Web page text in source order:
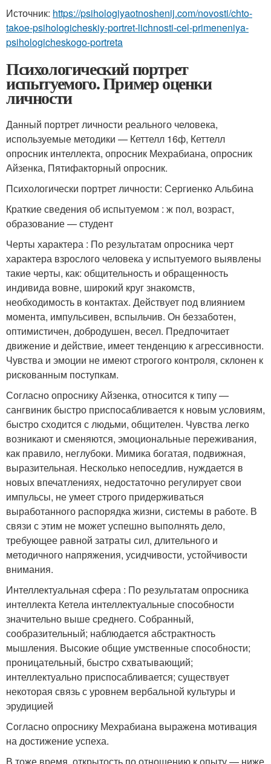
Источник: https://psihologiyaotnoshenij.com/novosti/chto-
takoe-psihologicheskiy-portret-lichnosti-cel-primeneniya-
psihologicheskogo-portreta
Психологический портрет
испытуемого. Пример оценки
личности
Данный портрет личности реального человека,
используемые методики — Кеттелл 16ф, Кеттелл
опросник интеллекта, опросник Мехрабиана, опросник
Айзенка, Пятифакторный опросник.
Психологически портрет личности: Сергиенко Альбина
Краткие сведения об испытуемом : ж пол, возраст,
образование — студент
Черты характера : По результатам опросника черт
характера взрослого человека у испытуемого выявлены
такие черты, как: общительность и обращенность
индивида вовне, широкий круг знакомств,
необходимость в контактах. Действует под влиянием
момента, импульсивен, вспыльчив. Он беззаботен,
оптимистичен, добродушен, весел. Предпочитает
движение и действие, имеет тенденцию к агрессивности.
Чувства и эмоции не имеют строгого контроля, склонен к
рискованным поступкам.
Согласно опроснику Айзенка, относится к типу —
сангвиник быстро приспосабливается к новым условиям,
быстро сходится с людьми, общителен. Чувства легко
возникают и сменяются, эмоциональные переживания,
как правило, неглубоки. Мимика богатая, подвижная,
выразительная. Несколько непоседлив, нуждается в
новых впечатлениях, недостаточно регулирует свои
импульсы, не умеет строго придерживаться
выработанного распорядка жизни, системы в работе. В
связи с этим не может успешно выполнять дело,
требующее равной затраты сил, длительного и
методичного напряжения, усидчивости, устойчивости
внимания.
Интеллектуальная сфера : По результатам опросника
интеллекта Кетела интеллектуальные способности
значительно выше среднего. Собранный,
сообразительный; наблюдается абстрактность
мышления. Высокие общие умственные способности;
проницательный, быстро схватывающий;
интеллектуально приспосабливается; существует
некоторая связь с уровнем вербальной культуры и
эрудицией
Согласно опроснику Мехрабиана выражена мотивация
на достижение успеха.
В тоже время, открытость по отношению к опыту — ниже